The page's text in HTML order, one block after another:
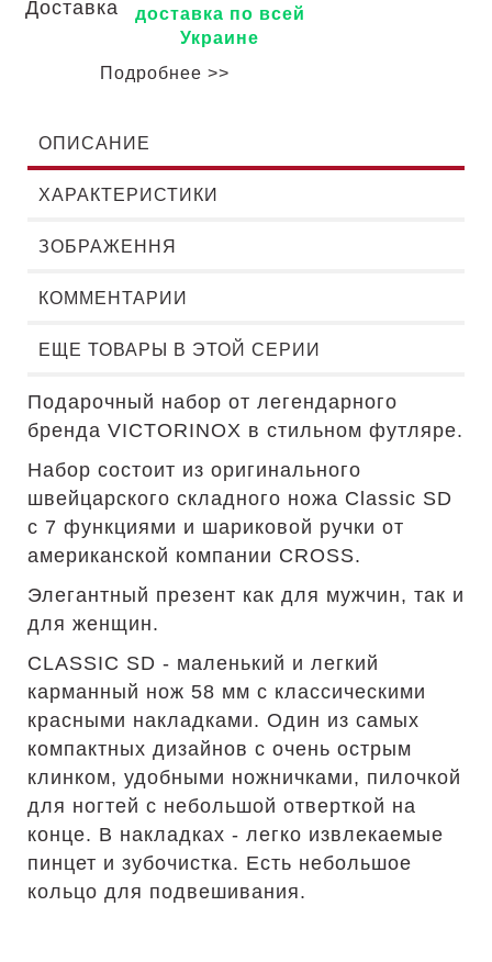
доставка по всей
Украине
Подробнее >>
ОПИСАНИЕ
ХАРАКТЕРИСТИКИ
ЗОБРАЖЕННЯ
КОММЕНТАРИИ
ЕЩЕ ТОВАРЫ В ЭТОЙ СЕРИИ
Подарочный набор от легендарного
бренда VICTORINOX в стильном футляре.
Набор состоит из оригинального
швейцарского складного ножа Classic SD
с 7 функциями и шариковой ручки от
американской компании CROSS.
Элегантный презент как для мужчин, так и
для женщин.
CLASSIC SD - маленький и легкий
карманный нож 58 мм с классическими
красными накладками. Один из самых
компактных дизайнов с очень острым
клинком, удобными ножничками, пилочкой
для ногтей с небольшой отверткой на
конце. В накладках - легко извлекаемые
пинцет и зубочистка. Есть небольшое
кольцо для подвешивания.